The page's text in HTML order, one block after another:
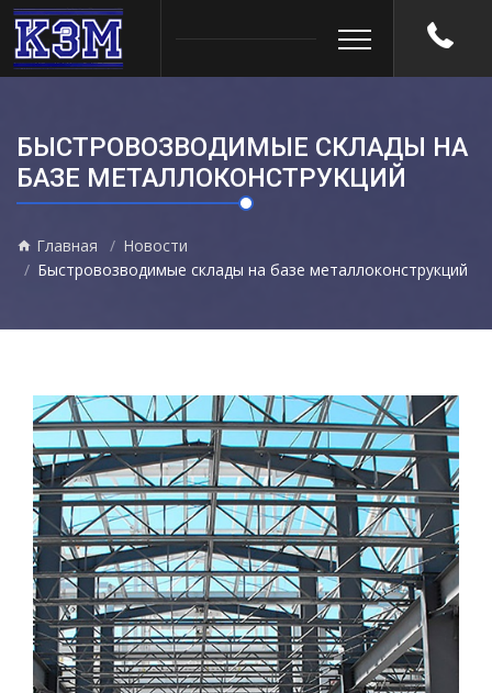
БЫСТРОВОЗВОДИМЫЕ СКЛАДЫ НА
БАЗЕ МЕТАЛЛОКОНСТРУКЦИЙ
Главная
Новости
Быстровозводимые склады на базе металлоконструкций